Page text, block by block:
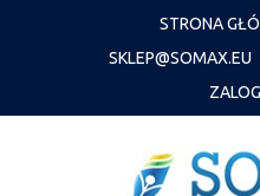
STRONA
SKLEP@SOMAX.EU